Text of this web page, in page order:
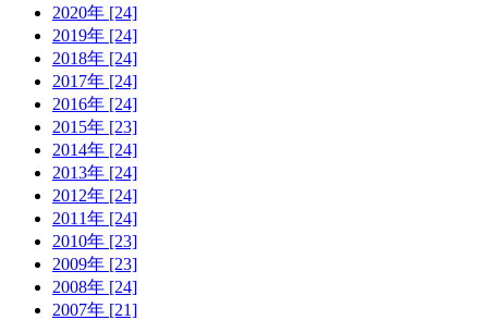
2020年 [24]
2019年 [24]
2018年 [24]
2017年 [24]
2016年 [24]
2015年 [23]
2014年 [24]
2013年 [24]
2012年 [24]
2011年 [24]
2010年 [23]
2009年 [23]
2008年 [24]
2007年 [21]